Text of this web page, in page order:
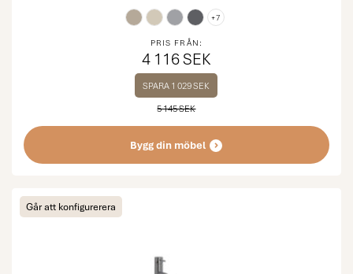
PRIS FRÅN:
4 116 SEK
SPARA 1 029 SEK
5 145 SEK
+7
Bygg din möbel
Går att konfigurerera